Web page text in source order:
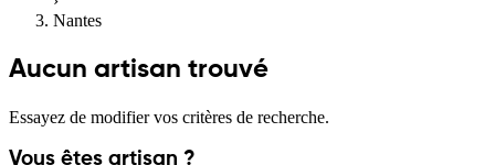
Nantes
Aucun artisan trouvé
Essayez de modifier vos critères de recherche.
Vous êtes artisan ?